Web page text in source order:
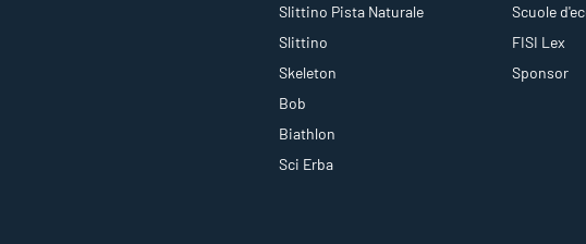
Slittino Pista Naturale
Slittino
Skeleton
Bob
Biathlon
Sci Erba
Scuole
FISI Lex
Sponsor